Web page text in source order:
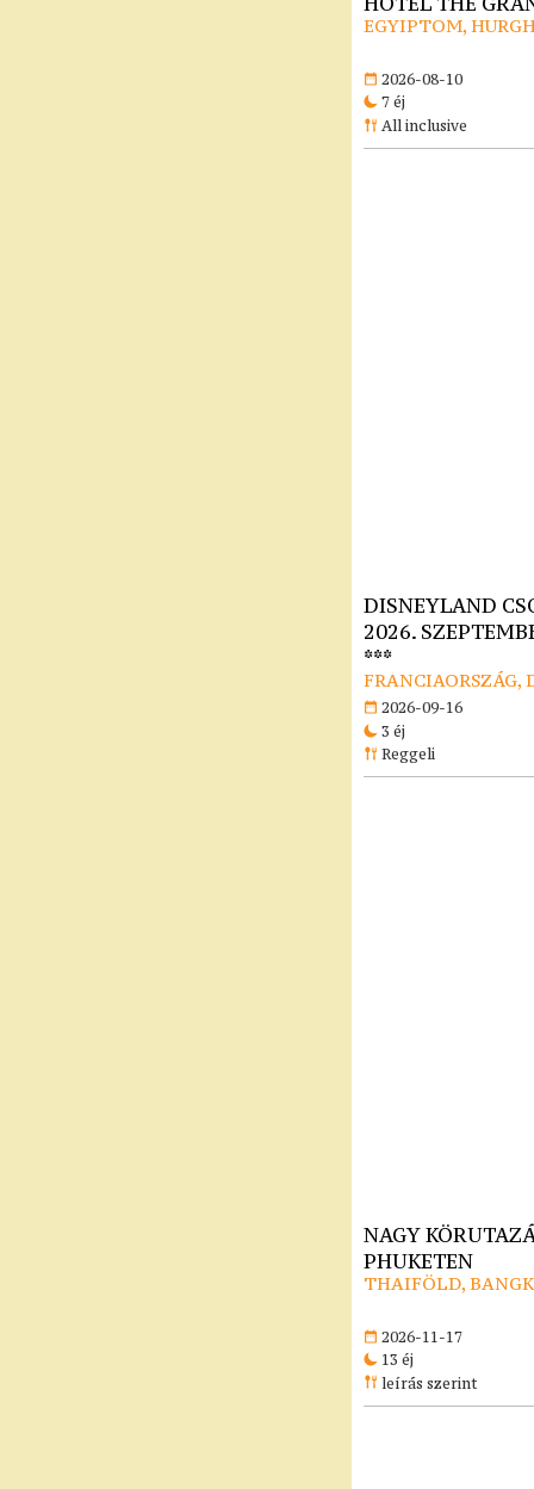
EGYIPTOM,
2026-08-10
7 éj
All inclusive
DISNEYLAND
2026.
***
FRANCIAORSZÁG,
2026-09-16
3 éj
Reggeli
NAGY
PHUKETEN
THAIFÖLD,
2026-11-17
13 éj
leírás szerint